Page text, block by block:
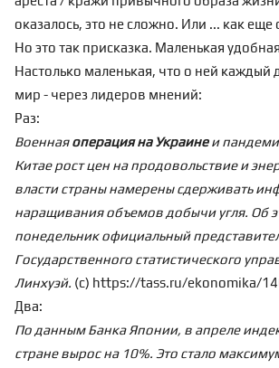
оказалось, это не сложно. Или ... как еще
Но это так присказка. Маленькая
Настолько маленькая, что о ней каждый
мир - через лидеров мнений:
Раз:
Военнаяоперация на Украинеи
Китае рост цен на продовольствие и
власти страны намерены сдерживать
наращивания объемов добычи угля. Об
понедельник официальный
Государственного статистического
Линхуэй. (с) https://tass.ru/ekonomika/
Два:
По данным Банка Японии, в апреле
стране вырос на 10%. Это стало